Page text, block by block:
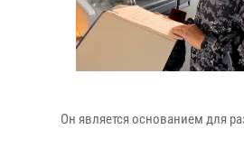
Он является основанием для